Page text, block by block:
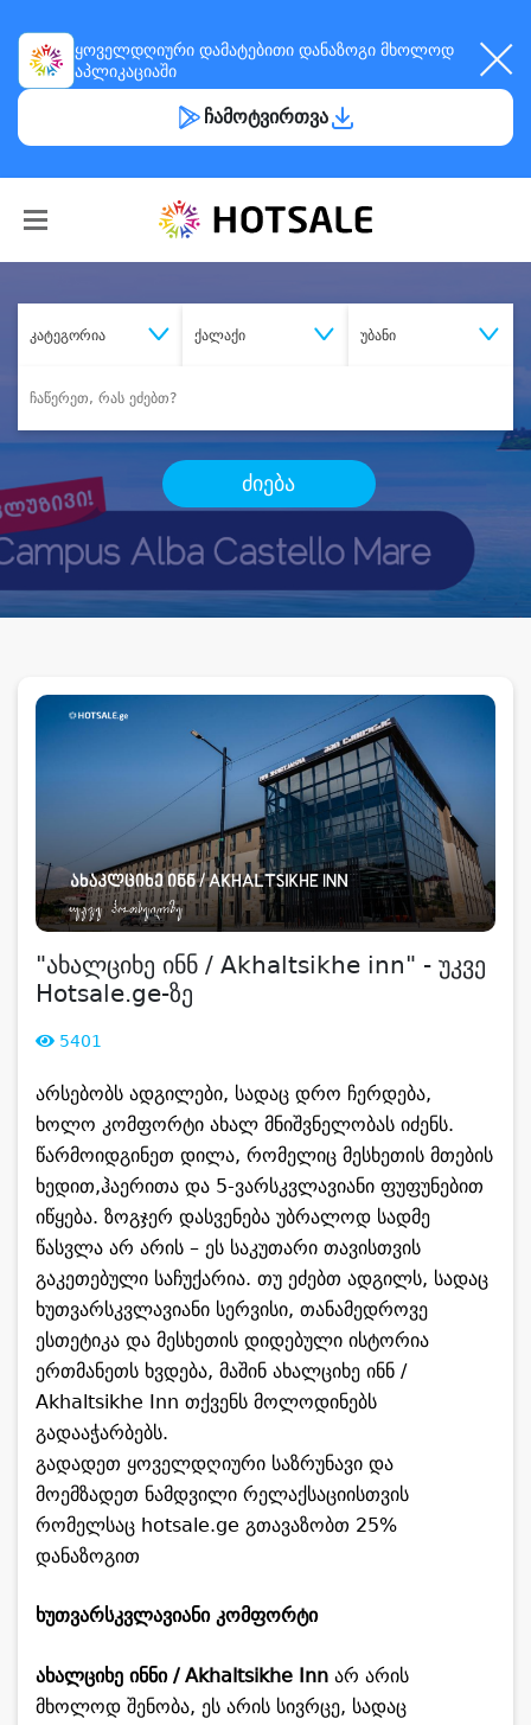
ყოველდღიური დამატებითი დანაზოგი მხოლოდ
აპლიკაციაში
ჩამოტვირთვა
კატეგორია ქალაქი უბანი
ძიება
"ახალციხე ინნ / Akhaltsikhe inn" - უკვე
Hotsale.ge-ზე
5401
არსებობს ადგილები, სადაც დრო ჩერდება,
ხოლო კომფორტი ახალ მნიშვნელობას იძენს.
წარმოიდგინეთ დილა, რომელიც მესხეთის მთების
ხედით,ჰაერითა და 5-ვარსკვლავიანი ფუფუნებით
იწყება. ზოგჯერ დასვენება უბრალოდ სადმე
წასვლა არ არის – ეს საკუთარი თავისთვის
გაკეთებული საჩუქარია. თუ ეძებთ ადგილს, სადაც
ხუთვარსკვლავიანი სერვისი, თანამედროვე
ესთეტიკა და მესხეთის დიდებული ისტორია
ერთმანეთს ხვდება, მაშინ ახალციხე ინნ /
Akhaltsikhe Inn თქვენს მოლოდინებს
გადააჭარბებს.
გადადეთ ყოველდღიური საზრუნავი და
მოემზადეთ ნამდვილი რელაქსაციისთვის
რომელსაც hotsale.ge გთავაზობთ 25%
დანაზოგით
ხუთვარსკვლავიანი კომფორტი
ახალციხე ინნი / Akhaltsikhe Inn არ არის
მხოლოდ შენობა, ეს არის სივრცე, სადაც